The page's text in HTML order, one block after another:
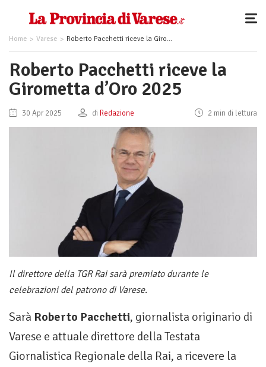
Home Varese Roberto Pacchetti riceve la Girometta d’Oro 2025
Roberto Pacchetti riceve la
Girometta d’Oro 2025
30 Apr 2025 di Redazione 2 min di lettura
Il direttore della TGR Rai sarà premiato durante le
celebrazioni del patrono di Varese.
Sarà Roberto Pacchetti, giornalista originario di
Varese e attuale direttore della Testata
Giornalistica Regionale della Rai, a ricevere la